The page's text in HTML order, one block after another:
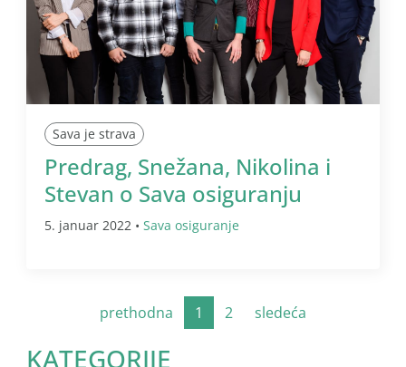
Sava je strava
Predrag, Snežana, Nikolina i
Stevan o Sava osiguranju
5. januar 2022 • Sava osiguranje
prethodna 1 2 sledeća
KATEGORIJE